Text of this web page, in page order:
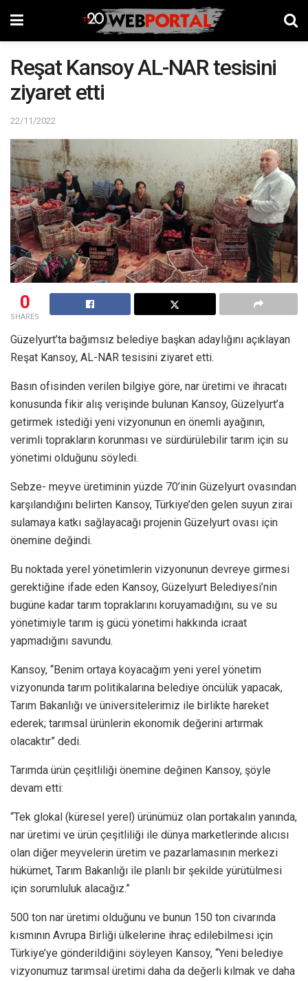
Reşat Kansoy AL-NAR tesisini
ziyaret etti
22/11/2022
0
SHARES
Güzelyurt’ta bağımsız belediye başkan adaylığını açıklayan
Reşat Kansoy, AL-NAR tesisini ziyaret etti.
Basın ofisinden verilen bilgiye göre, nar üretimi ve ihracatı
konusunda fikir alış verişinde bulunan Kansoy, Güzelyurt’a
getirmek istediği yeni vizyonunun en önemli ayağının,
verimli toprakların korunması ve sürdürülebilir tarım için su
yönetimi olduğunu söyledi.
Sebze- meyve üretiminin yüzde 70’inin Güzelyurt ovasından
karşılandığını belirten Kansoy, Türkiye’den gelen suyun zirai
sulamaya katkı sağlayacağı projenin Güzelyurt ovası için
önemine değindi.
Bu noktada yerel yönetimlerin vizyonunun devreye girmesi
gerektiğine ifade eden Kansoy, Güzelyurt Belediyesi’nin
bugüne kadar tarım topraklarını koruyamadığını, su ve su
yönetimiyle tarım iş gücü yönetimi hakkında icraat
yapmadığını savundu.
Kansoy, “Benim ortaya koyacağım yeni yerel yönetim
vizyonunda tarım politikalarına belediye öncülük yapacak,
Tarım Bakanlığı ve üniversitelerimiz ile birlikte hareket
ederek; tarımsal ürünlerin ekonomik değerini artırmak
olacaktır” dedi.
Tarımda ürün çeşitliliği önemine değinen Kansoy, şöyle
devam etti:
“Tek glokal (küresel yerel) ürünümüz olan portakalın yanında,
nar üretimi ve ürün çeşitliliği ile dünya marketlerinde alıcısı
olan diğer meyvelerin üretim ve pazarlamasının merkezi
hükümet, Tarım Bakanlığı ile planlı bir şekilde yürütülmesi
için sorumluluk alacağız.”
500 ton nar üretimi olduğunu ve bunun 150 ton civarında
kısmının Avrupa Birliği ülkelerine ihraç edilebilmesi için
Türkiye’ye gönderildiğini söyleyen Kansoy, “Yeni belediye
vizyonumuz tarımsal üretimi daha da değerli kılmak ve daha